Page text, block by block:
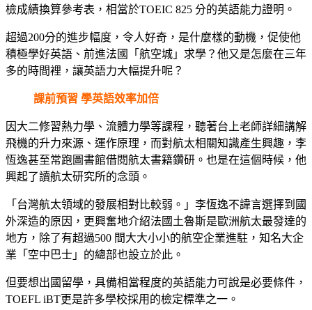
檢成績換算參考表，相當於TOEIC 825 分的英語能力證明。
超過200分的進步幅度，令人好奇，是什麼樣的動機，促使他
積極學好英語、前進法國「航空城」求學？他又是怎麼在三年
多的時間裡，讓英語力大幅提升呢？
課前預習 學英語效率加倍
因大二修習熱力學、流體力學等課程，聽著台上老師詳細講解
飛機的升力來源、運作原理，而對航太相關知識產生興趣，李
恆逸甚至常跑圖書館借閱航太書籍鑽研。也是在這個時候，他
興起了讀航太研究所的念頭。
「台灣航太領域的發展相對比較弱。」李恆逸不諱言選擇到國
外深造的原因，更興奮地介紹法國土魯斯是歐洲航太最發達的
地方，除了有超過500 間大大小小的航空企業進駐，知名大企
業「空中巴士」的總部也設立於此。
但要想出國留學，具備相當程度的英語能力可說是必要條件，
TOEFL iBT更是許多學校採用的檢定標準之一。